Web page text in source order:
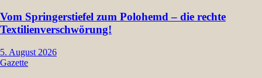
Vom Springerstiefel zum Polohemd – die rechte
Textilienverschwörung!
5. August 2026
Gazette